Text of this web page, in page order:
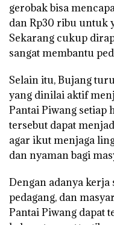
gerobak bisa
dan Rp30 ribu untuk
Sekarang cukup
sangat membantu
Selain itu, Bujang
yang dinilai aktif
Pantai Piwang setiap
tersebut dapat
agar ikut menjaga
dan nyaman bagi
Dengan adanya
pedagang, dan
Pantai Piwang dapat